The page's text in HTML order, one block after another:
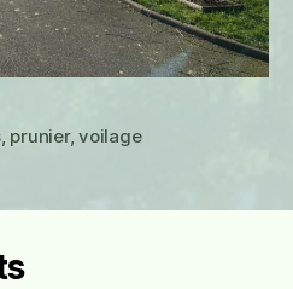
, prunier,voilage